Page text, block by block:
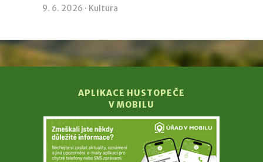
9. 6. 2026 · Kultura
APLIKACE HUSTOPEČE
V MOBILU